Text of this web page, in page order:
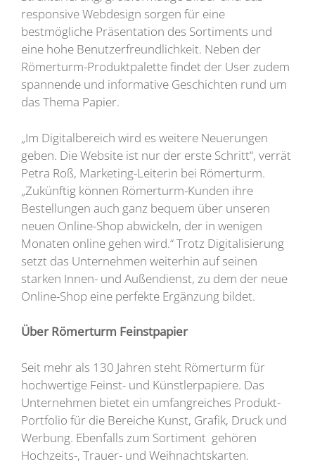
responsive Webdesign sorgen für eine
bestmögliche Präsentation des Sortiments und
eine hohe Benutzerfreundlichkeit. Neben der
Römerturm-Produktpalette findet der User zudem
spannende und informative Geschichten rund um
das Thema Papier.
„Im Digitalbereich wird es weitere Neuerungen
geben. Die Website ist nur der erste Schritt“, verrät
Petra Roß, Marketing-Leiterin bei Römerturm.
„Zukünftig können Römerturm-Kunden ihre
Bestellungen auch ganz bequem über unseren
neuen Online-Shop abwickeln, der in wenigen
Monaten online gehen wird.“ Trotz Digitalisierung
setzt das Unternehmen weiterhin auf seinen
starken Innen- und Außendienst, zu dem der neue
Online-Shop eine perfekte Ergänzung bildet.
Über Römerturm Feinstpapier
Seit mehr als 130 Jahren steht Römerturm für
hochwertige Feinst- und Künstlerpapiere. Das
Unternehmen bietet ein umfangreiches Produkt-
Portfolio für die Bereiche Kunst, Grafik, Druck und
Werbung. Ebenfalls zum Sortiment gehören
Hochzeits-, Trauer- und Weihnachtskarten.